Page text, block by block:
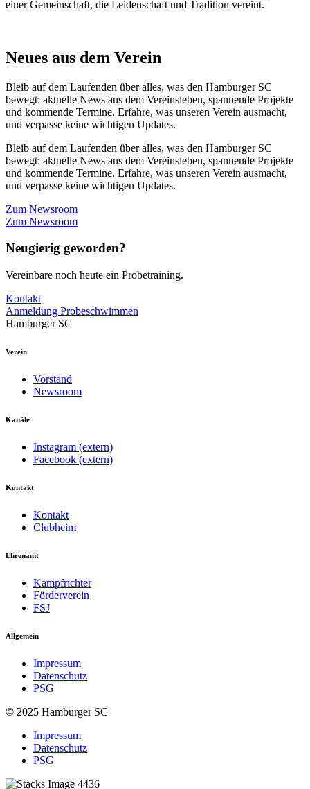
einer Gemeinschaft, die Leidenschaft und Tradition vereint.
Neues aus dem Verein
Bleib auf dem Laufenden über alles, was den Hamburger SC
bewegt: aktuelle News aus dem Vereinsleben, spannende Projekte
und kommende Termine. Erfahre, was unseren Verein ausmacht,
und verpasse keine wichtigen Updates.
Bleib auf dem Laufenden über alles, was den Hamburger SC
bewegt: aktuelle News aus dem Vereinsleben, spannende Projekte
und kommende Termine. Erfahre, was unseren Verein ausmacht,
und verpasse keine wichtigen Updates.
Zum Newsroom
Zum Newsroom
Neugierig geworden?
Vereinbare noch heute ein Probetraining.
Kontakt
Anmeldung Probeschwimmen
Hamburger SC
Verein
Vorstand
Newsroom
Kanäle
Instagram (extern)
Facebook (extern)
Kontakt
Kontakt
Clubheim
Ehrenamt
Kampfrichter
Förderverein
FSJ
Allgemein
Impressum
Datenschutz
PSG
© 2025 Hamburger SC
Impressum
Datenschutz
PSG